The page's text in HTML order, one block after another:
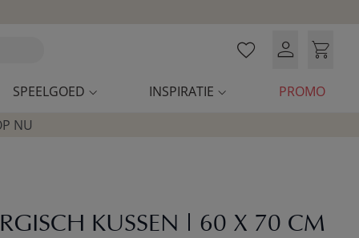
SPEELGOED INSPIRATIE
PROMO
NU
KUSSEN | 60 X 70 CM